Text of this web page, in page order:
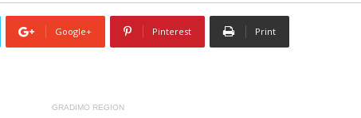
Google+ Pinterest Print
GRADIMO REGION